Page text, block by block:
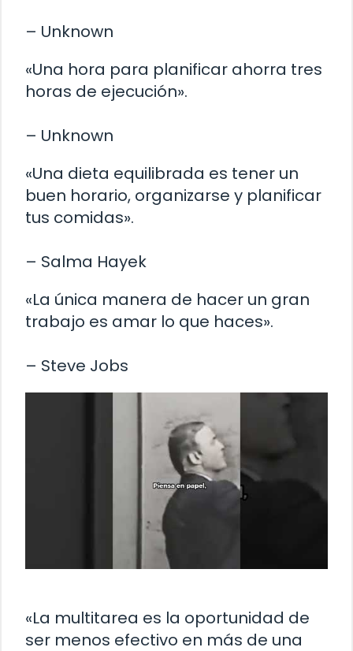
– Unknown
«Una hora para planificar ahorra tres
horas de ejecución».
– Unknown
«Una dieta equilibrada es tener un
buen horario, organizarse y planificar
tus comidas».
– Salma Hayek
«La única manera de hacer un gran
trabajo es amar lo que haces».
– Steve Jobs
«La multitarea es la oportunidad de
ser menos efectivo en más de una